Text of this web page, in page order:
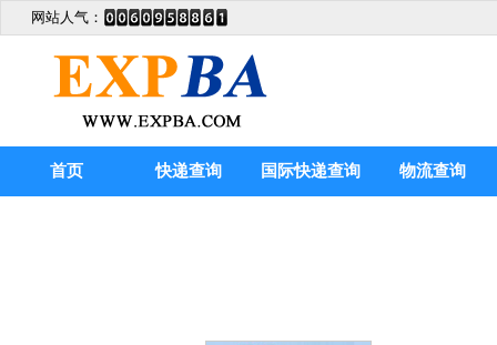
网站人气：
首页 快递查询 国际快递查询 物流查询